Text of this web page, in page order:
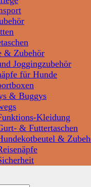
& Zubehör
Joggingzubehör
für Hunde
& Buggys
Kleidung
& Futtertaschen
&